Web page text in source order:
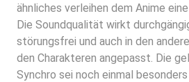
ähnliches verleihen dem Anime
Die Soundqualität wirkt
störungsfrei und auch in den
den Charakteren angepasst. Die
Synchro sei noch einmal